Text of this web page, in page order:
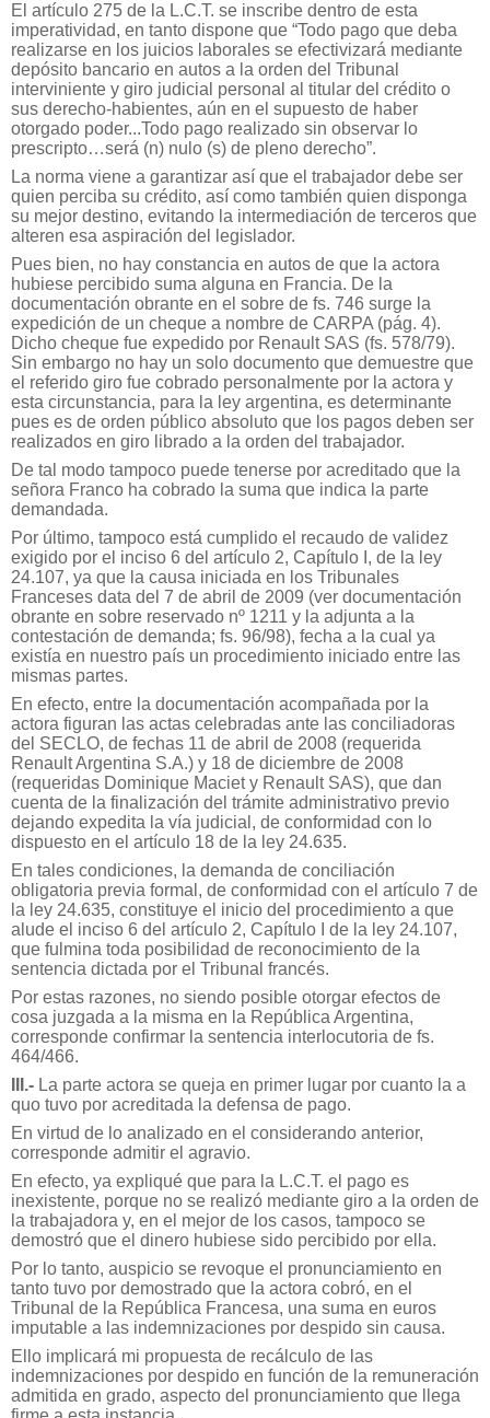
El artículo 275 de la L.C.T. se inscribe dentro de esta
imperatividad, en tanto dispone que “Todo pago que deba
realizarse en los juicios laborales se efectivizará mediante
depósito bancario en autos a la orden del Tribunal
interviniente y giro judicial personal al titular del crédito o
sus derecho-habientes, aún en el supuesto de haber
otorgado poder...Todo pago realizado sin observar lo
prescripto…será (n) nulo (s) de pleno derecho”.
La norma viene a garantizar así que el trabajador debe ser
quien perciba su crédito, así como también quien disponga
su mejor destino, evitando la intermediación de terceros que
alteren esa aspiración del legislador.
Pues bien, no hay constancia en autos de que la actora
hubiese percibido suma alguna en Francia. De la
documentación obrante en el sobre de fs. 746 surge la
expedición de un cheque a nombre de CARPA (pág. 4).
Dicho cheque fue expedido por Renault SAS (fs. 578/79).
Sin embargo no hay un solo documento que demuestre que
el referido giro fue cobrado personalmente por la actora y
esta circunstancia, para la ley argentina, es determinante
pues es de orden público absoluto que los pagos deben ser
realizados en giro librado a la orden del trabajador.
De tal modo tampoco puede tenerse por acreditado que la
señora Franco ha cobrado la suma que indica la parte
demandada.
Por último, tampoco está cumplido el recaudo de validez
exigido por el inciso 6 del artículo 2, Capítulo I, de la ley
24.107, ya que la causa iniciada en los Tribunales
Franceses data del 7 de abril de 2009 (ver documentación
obrante en sobre reservado nº 1211 y la adjunta a la
contestación de demanda; fs. 96/98), fecha a la cual ya
existía en nuestro país un procedimiento iniciado entre las
mismas partes.
En efecto, entre la documentación acompañada por la
actora figuran las actas celebradas ante las conciliadoras
del SECLO, de fechas 11 de abril de 2008 (requerida
Renault Argentina S.A.) y 18 de diciembre de 2008
(requeridas Dominique Maciet y Renault SAS), que dan
cuenta de la finalización del trámite administrativo previo
dejando expedita la vía judicial, de conformidad con lo
dispuesto en el artículo 18 de la ley 24.635.
En tales condiciones, la demanda de conciliación
obligatoria previa formal, de conformidad con el artículo 7 de
la ley 24.635, constituye el inicio del procedimiento a que
alude el inciso 6 del artículo 2, Capítulo I de la ley 24.107,
que fulmina toda posibilidad de reconocimiento de la
sentencia dictada por el Tribunal francés.
Por estas razones, no siendo posible otorgar efectos de
cosa juzgada a la misma en la República Argentina,
corresponde confirmar la sentencia interlocutoria de fs.
464/466.
III.- La parte actora se queja en primer lugar por cuanto la a
quo tuvo por acreditada la defensa de pago.
En virtud de lo analizado en el considerando anterior,
corresponde admitir el agravio.
En efecto, ya expliqué que para la L.C.T. el pago es
inexistente, porque no se realizó mediante giro a la orden de
la trabajadora y, en el mejor de los casos, tampoco se
demostró que el dinero hubiese sido percibido por ella.
Por lo tanto, auspicio se revoque el pronunciamiento en
tanto tuvo por demostrado que la actora cobró, en el
Tribunal de la República Francesa, una suma en euros
imputable a las indemnizaciones por despido sin causa.
Ello implicará mi propuesta de recálculo de las
indemnizaciones por despido en función de la remuneración
admitida en grado, aspecto del pronunciamiento que llega